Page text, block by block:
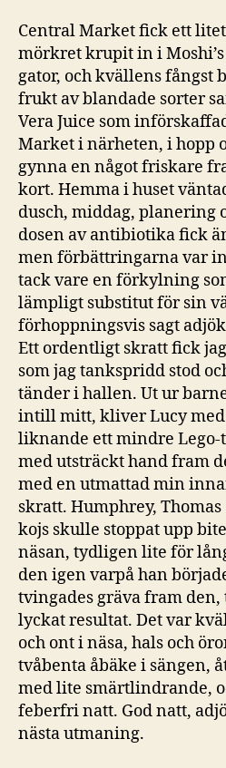
Central Market fick ett
mörkret krupit in i
gator, och kvällens fångst
frukt av blandade sorter
Vera Juice som
Market i närheten, i hopp
gynna en något friskare
kort. Hemma i huset
dusch, middag, planering
dosen av antibiotika fick
men förbättringarna var
tack vare en förkylning
lämpligt substitut för sin
förhoppningsvis sagt
Ett ordentligt skratt fick
som jag tankspridd stod
tänder i hallen. Ut ur
intill mitt, kliver Lucy
liknande ett mindre
med utsträckt hand fram
med en utmattad min
skratt. Humphrey,
kojs skulle stoppat upp
näsan, tydligen lite för
den igen varpå han
tvingades gräva fram den,
lyckat resultat. Det var
och ont i näsa, hals och
tvåbenta åbäke i sängen,
med lite smärtlindrande,
feberfri natt. God natt,
nästa utmaning.